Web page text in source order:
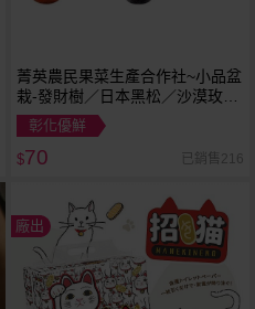
菁英農民果菜生產合作社~小品盆
栽-發財樹／日本黑松／沙漠玫瑰
／瑜樹 (1盆入) 款式可選 ※限宅
配／無貨到付款
彰化優鮮
$70 已銷售216
廠出